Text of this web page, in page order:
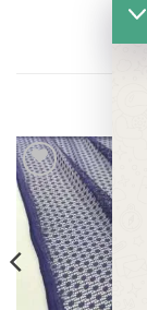
Add to
wishlist